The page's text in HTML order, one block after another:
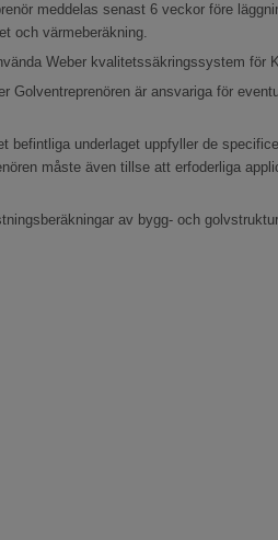
meddelas senast 6 veckor före
och värmeberäkning.
Weber kvalitetssäkringssystem för
Golventreprenören är ansvariga för
befintliga underlaget uppfyller de
måste även tillse att erfoderliga
av bygg- och